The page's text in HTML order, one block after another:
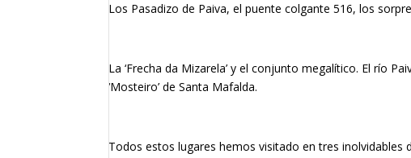
Los Pasadizo de Paiva, el puente colgante 516, los
La ‘Frecha da Mizarela’ y el conjunto megalítico. El río
‘Mosteiro’ de Santa Mafalda.
Todos estos lugares hemos visitado en tres inolvidables